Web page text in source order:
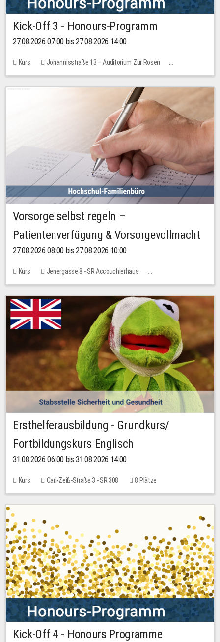
Kick-Off 3 - Honours-Programm
27.08.2026 07:00 bis 27.08.2026 14:00
Kurs
Johannisstraße 13 – Auditorium Zur Rosen
11 Plätze
Vorsorge selbst regeln –
Patientenverfügung & Vorsorgevollmacht
27.08.2026 08:00 bis 27.08.2026 10:00
Kurs
Jenergasse 8 - SR Accouchierhaus
Keine freien Plätze
Ersthelferausbildung - Grundkurs/
Fortbildungskurs Englisch
31.08.2026 06:00 bis 31.08.2026 14:00
Kurs Carl-Zeiß-Straße 3 - SR 308 8 Plätze
Kick-Off 4 - Honours Programme